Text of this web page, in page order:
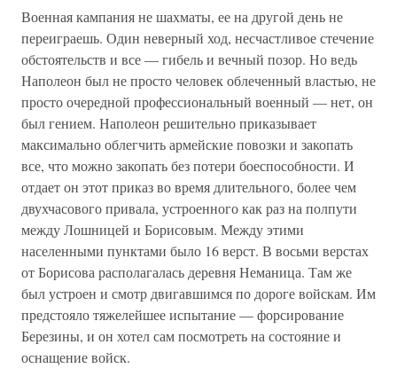
Военная кампания не шахматы, ее на другой день не
переиграешь. Один неверный ход, несчастливое стечение
обстоятельств и все — гибель и вечный позор. Но ведь
Наполеон был не просто человек облеченный властью, не
просто очередной профессиональный военный — нет, он
был гением. Наполеон решительно приказывает
максимально облегчить армейские повозки и закопать
все, что можно закопать без потери боеспособности. И
отдает он этот приказ во время длительного, более чем
двухчасового привала, устроенного как раз на полпути
между Лошницей и Борисовым. Между этими
населенными пунктами было 16 верст. В восьми верстах
от Борисова располагалась деревня Неманица. Там же
был устроен и смотр двигавшимся по дороге войскам. Им
предстояло тяжелейшее испытание — форсирование
Березины, и он хотел сам посмотреть на состояние и
оснащение войск.